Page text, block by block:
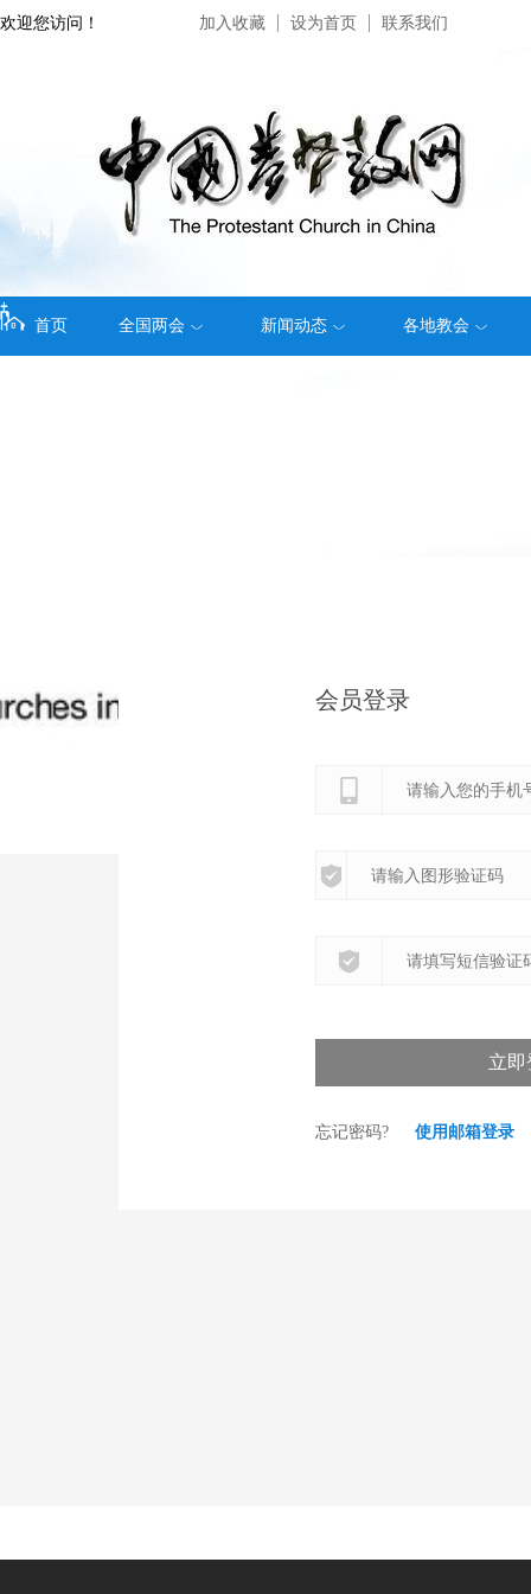
欢迎您访问！ 加入收藏 设为首页 联系我们
首页 全国两会 新闻动态 各地教会
会员登录
立即
忘记密码? 使用邮箱登录